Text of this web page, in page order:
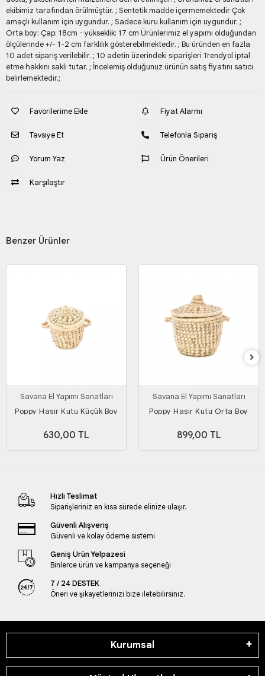
ekibimiz tarafından örülmüştür. ; Sentetik madde içermemektedir Çok
amaçlı kullanım için uygundur. ; Sadece kuru kullanım için uygundur. ;
Orta boy: Çap: 18cm - yükseklik: 17 cm Ürünlerimiz el yapımı olduğundan
ölçülerinde +/- 1-2 cm farklılık gösterebilmektedir. ; Bu üründen en fazla
10 adet sipariş verilebilir. ; 10 adetin üzerindeki siparişleri Trendyol iptal
etme hakkını saklı tutar. ; İncelemiş olduğunuz ürünün satış fiyatını satıcı
belirlemektedir.;
Favorilerime Ekle
Tavsiye Et
Yorum Yaz
Karşılaştır
Fiyat Alarmı
Telefonla Sipariş
Ürün Önerileri
Benzer Ürünler
Savana El Yapımı Sanatları
Poppy Hasır Kutu Küçük Boy
630,00 TL
Savana El Yapımı Sanatları
Poppy Hasır Kutu Orta Boy
899,00 TL
Hızlı Teslimat
Siparişleriniz en kısa sürede elinize ulaşır.
Güvenli Alışveriş
Güvenli ve kolay ödeme sistemi
Geniş Ürün Yelpazesi
Binlerce ürün ve kampanya seçeneği
7 / 24 DESTEK
Öneri ve şikayetlerinizi bize iletebilirsiniz.
Kurumsal